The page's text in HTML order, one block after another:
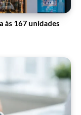
às 167 unidades